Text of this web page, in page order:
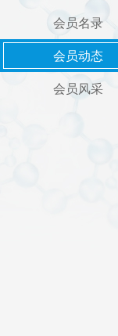
会员名录
会员动态
会员风采